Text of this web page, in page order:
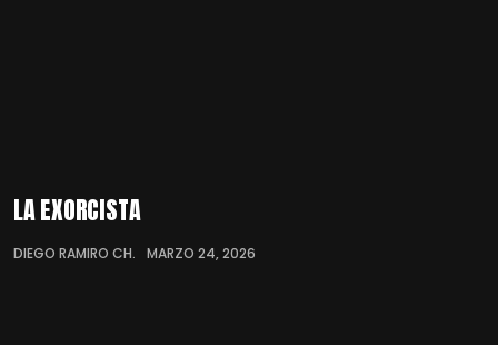
LA EXORCISTA
DIEGO RAMIRO CH. MARZO 24, 2026